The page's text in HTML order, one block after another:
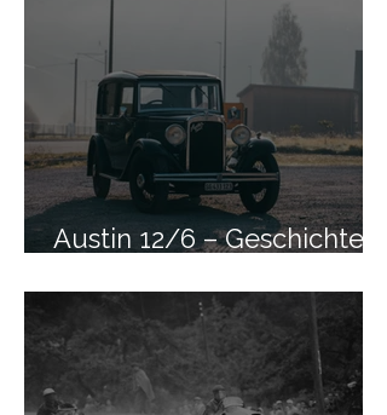
Austin 12/6 – Geschichte